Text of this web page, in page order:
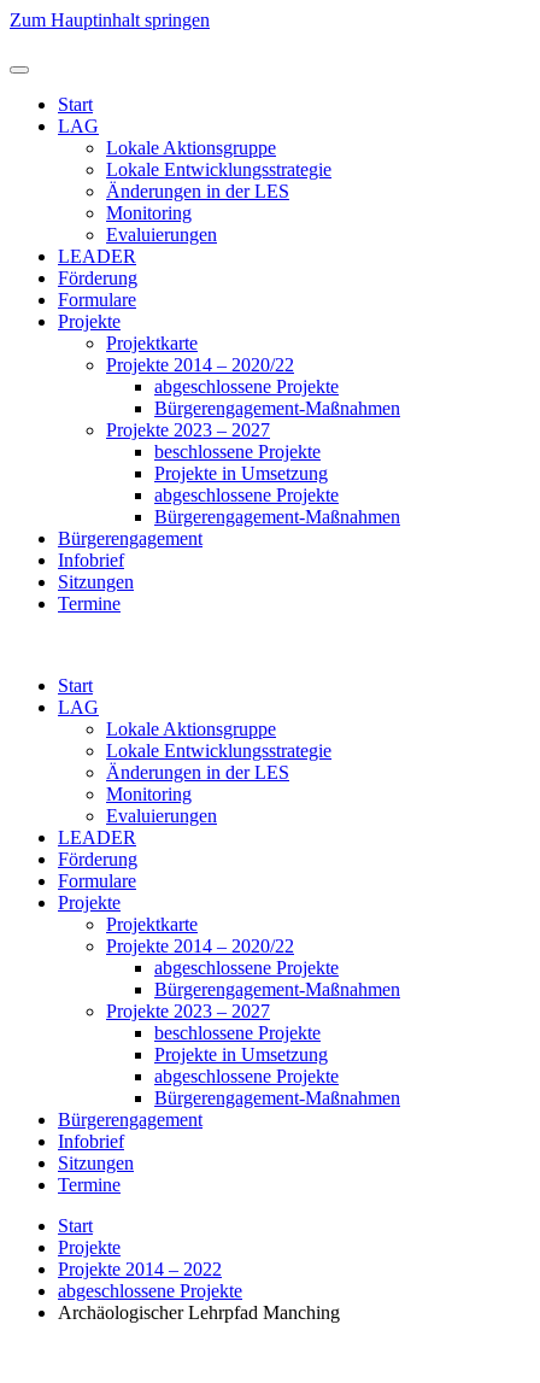
Zum Hauptinhalt springen
Start
LAG
Lokale Aktionsgruppe
Lokale Entwicklungsstrategie
Änderungen in der LES
Monitoring
Evaluierungen
LEADER
Förderung
Formulare
Projekte
Projektkarte
Projekte 2014 – 2020/22
abgeschlossene Projekte
Bürgerengagement-Maßnahmen
Projekte 2023 – 2027
beschlossene Projekte
Projekte in Umsetzung
abgeschlossene Projekte
Bürgerengagement-Maßnahmen
Bürgerengagement
Infobrief
Sitzungen
Termine
Start
LAG
Lokale Aktionsgruppe
Lokale Entwicklungsstrategie
Änderungen in der LES
Monitoring
Evaluierungen
LEADER
Förderung
Formulare
Projekte
Projektkarte
Projekte 2014 – 2020/22
abgeschlossene Projekte
Bürgerengagement-Maßnahmen
Projekte 2023 – 2027
beschlossene Projekte
Projekte in Umsetzung
abgeschlossene Projekte
Bürgerengagement-Maßnahmen
Bürgerengagement
Infobrief
Sitzungen
Termine
Start
Projekte
Projekte 2014 – 2022
abgeschlossene Projekte
Archäologischer Lehrpfad Manching